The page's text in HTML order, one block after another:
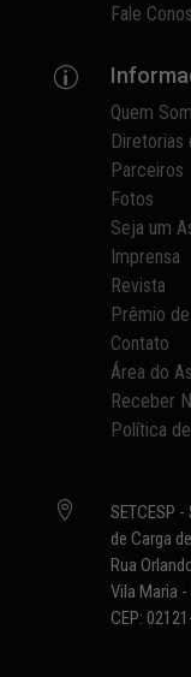
Fale
p
Quem
Diretorias
Parceiros
Fotos
Seja um
Imprensa
Revista
Prêmio
Contato
Área do
Receber
Política

SETCESP
de Carga
Rua
Vila Maria -
CEP: